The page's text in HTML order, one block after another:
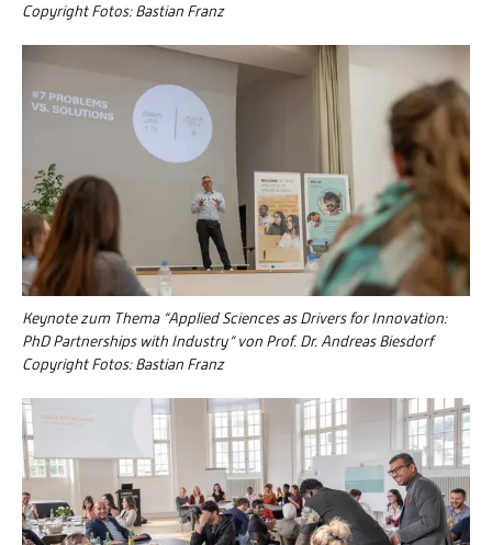
Copyright Fotos: Bastian Franz
Keynote zum Thema “Applied Sciences as Drivers for Innovation:
PhD Partnerships with Industry“ von Prof. Dr. Andreas Biesdorf
Copyright Fotos: Bastian Franz